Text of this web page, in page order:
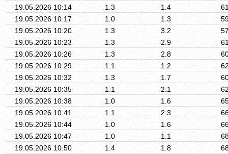
19.05.2026 10:14
1.3 1.4
19.05.2026 10:17
1.0 1.3
19.05.2026 10:20
1.3 3.2
19.05.2026 10:23
1.3 2.9
19.05.2026 10:26
1.3 2.8
19.05.2026 10:29
1.1 1.2
19.05.2026 10:32
1.3 1.7
19.05.2026 10:35
1.1 2.1
19.05.2026 10:38
1.0 1.6
19.05.2026 10:41
1.1 2.3
19.05.2026 10:44
1.0 1.6
19.05.2026 10:47
1.0 1.1
19.05.2026 10:50
1.4 1.8